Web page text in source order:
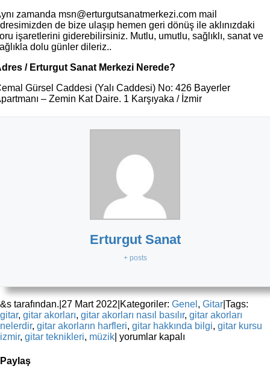
zamanda msn@erturgutsanatmerkezi.com mail
de bize ulaşıp hemen geri dönüş ile aklınızdaki
işaretlerini giderebilirsiniz. Mutlu, umutlu, sağlıklı, sanat ve
dolu günler dileriz..
/ Erturgut Sanat Merkezi Nerede?
Gürsel Caddesi (Yalı Caddesi) No: 426 Bayerler
– Zemin Kat Daire. 1 Karşıyaka / İzmir
Erturgut Sanat
+ posts
&s tarafından. 27 Mart 2022 Kategoriler: Genel , Gitar Tags:
gitar, gitar akorları, gitar akorları nasıl basılır, gitar akorları
nelerdir, gitar akorların harfleri, gitar hakkında bilgi, gitar kursu
izmir, gitar teknikleri, müzik Bella
yorumlar kapalı
Paylaş